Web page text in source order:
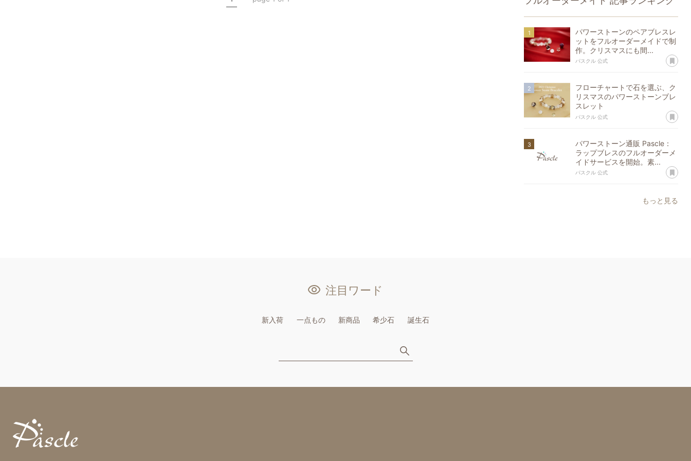
パワーストーンのペアブレスレ
ットをフルオーダーメイドで制
作。クリスマスにも間...
パスクル 公式 あ
フローチャートで石を選ぶ、ク
リスマスのパワーストーンブレ
スレット
パスクル 公式 あ
パワーストーン通販 Pascle：
ラップブレスのフルオーダーメ
イドサービスを開始。素...
パスクル 公式 あ
もっと見る
注目ワード
新入荷 一点もの 新商品 希少石 誕生石